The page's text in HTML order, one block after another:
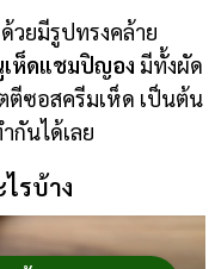
วยมีรูปทรงคล้าย
เห็ดแชมปิญอง มีทั้งผัด
ตีซอสครีมเห็ด เป็นต้น
กันได้เลย
รบ้าง